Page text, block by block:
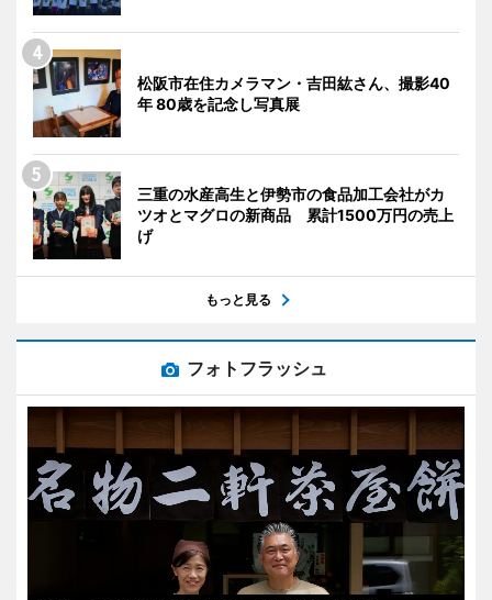
松阪市在住カメラマン・吉田紘さん、撮影40
年 80歳を記念し写真展
三重の水産高生と伊勢市の食品加工会社がカ
ツオとマグロの新商品 累計1500万円の売上
げ
もっと見る
フォトフラッシュ